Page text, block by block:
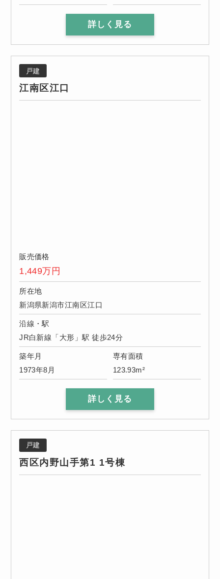
詳しく見る
戸建
江南区江口
販売価格
1,449万円
所在地
新潟県新潟市江南区江口
沿線・駅
JR白新線「大形」駅 徒歩24分
築年月
1973年8月
専有面積
123.93m²
詳しく見る
戸建
西区内野山手第1 1号棟